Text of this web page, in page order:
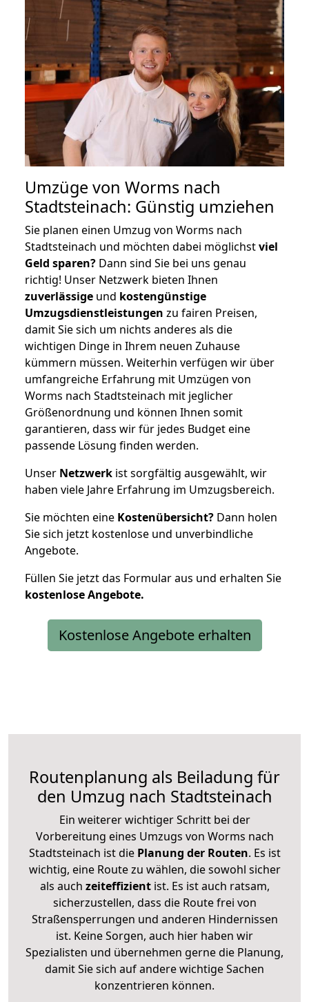
Umzüge von Worms nach
Stadtsteinach: Günstig umziehen
Sie planen einen Umzug von Worms nach
Stadtsteinach und möchten dabei möglichstviel
Geld sparen? Dann sind Sie bei uns genau
richtig! Unser Netzwerk bieten Ihnen
zuverlässige und kostengünstige
Umzugsdienstleistungen zu fairen Preisen,
damit Sie sich um nichts anderes als die
wichtigen Dinge in Ihrem neuen Zuhause
kümmern müssen. Weiterhin verfügen wir über
umfangreiche Erfahrung mit Umzügen von
Worms nach Stadtsteinach mit jeglicher
Größenordnung und können Ihnen somit
garantieren, dass wir für jedes Budget eine
passende Lösung finden werden.
Unser Netzwerk ist sorgfältig ausgewählt, wir
haben viele Jahre Erfahrung im Umzugsbereich.
Sie möchten eine Kostenübersicht? Dann holen
Sie sich jetzt kostenlose und unverbindliche
Angebote.
Füllen Sie jetzt das Formular aus und erhalten Sie
kostenloseAngebote.
Kostenlose Angebote erhalten
Routenplanung als Beiladung für
den Umzug nach Stadtsteinach
Ein weiterer wichtiger Schritt bei der
Vorbereitung eines Umzugs von Worms nach
Stadtsteinach ist diePlanung der Routen. Es ist
wichtig, eine Route zu wählen, die sowohl sicher
als auch zeiteffizientist. Es ist auch ratsam,
sicherzustellen, dass die Route frei von
Straßensperrungen und anderen Hindernissen
ist. Keine Sorgen, auch hier haben wir
Spezialisten und übernehmen gerne die Planung,
damit Sie sich auf andere wichtige Sachen
konzentrieren können.